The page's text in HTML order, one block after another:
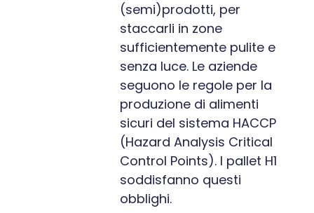
(semi)prodotti, per
staccarli in zone
sufficientemente pulite e
senza luce. Le aziende
seguono le regole per la
produzione di alimenti
sicuri del sistema HACCP
(Hazard Analysis Critical
Control Points). I pallet H1
soddisfanno questi
obblighi.